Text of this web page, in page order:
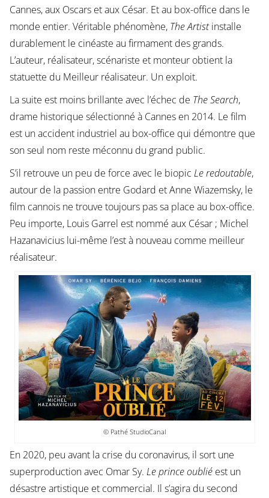
Cannes, aux Oscars et aux César. Et au box-office dans le
monde entier. Véritable phénomène, The Artistinstalle
durablement le cinéaste au firmament des grands.
L’auteur, réalisateur, scénariste et monteur obtient la
statuette du Meilleur réalisateur. Un exploit.
La suite est moins brillante avec l’échec de The Search,
drame historique sélectionné à Cannes en 2014. Le film
est un accident industriel au box-office qui démontre que
son seul nom reste méconnu du grand public.
S’il retrouve un peu de force avec le biopic Le redoutable,
autour de la passion entre Godard et Anne Wiazemsky, le
film cannois ne trouve toujours pas sa place au box-office.
Peu importe, Louis Garrel est nommé aux César ; Michel
Hazanavicius lui-même l’est à nouveau comme meilleur
réalisateur.
© Pathé StudioCanal
En 2020, peu avant la crise du coronavirus, il sort une
superproduction avec Omar Sy. Le prince oubliéest un
désastre artistique et commercial. Il s’agira du second